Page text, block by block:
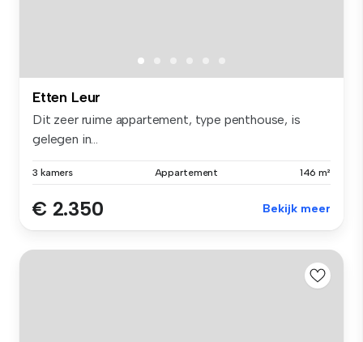
Etten Leur
Dit zeer ruime appartement, type penthouse, is
gelegen in...
3 kamers Appartement 146 m²
€ 2.350 Bekijk meer